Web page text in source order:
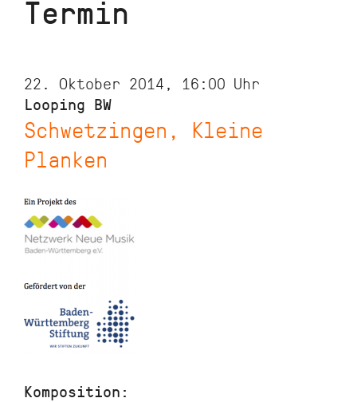
Termin
22. Oktober 2014, 16:00 Uhr
Looping BW
Schwetzingen, Kleine
Planken
Komposition: